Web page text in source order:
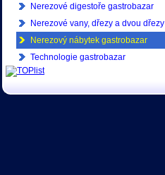
Nerezové digestoře gastrobazar
Nerezové vany, dřezy a dvou dřezy
gastrobazar
Nerezový nábytek gastrobazar
Technologie gastrobazar